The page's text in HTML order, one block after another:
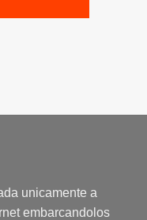
unicamente a
embarcandolos